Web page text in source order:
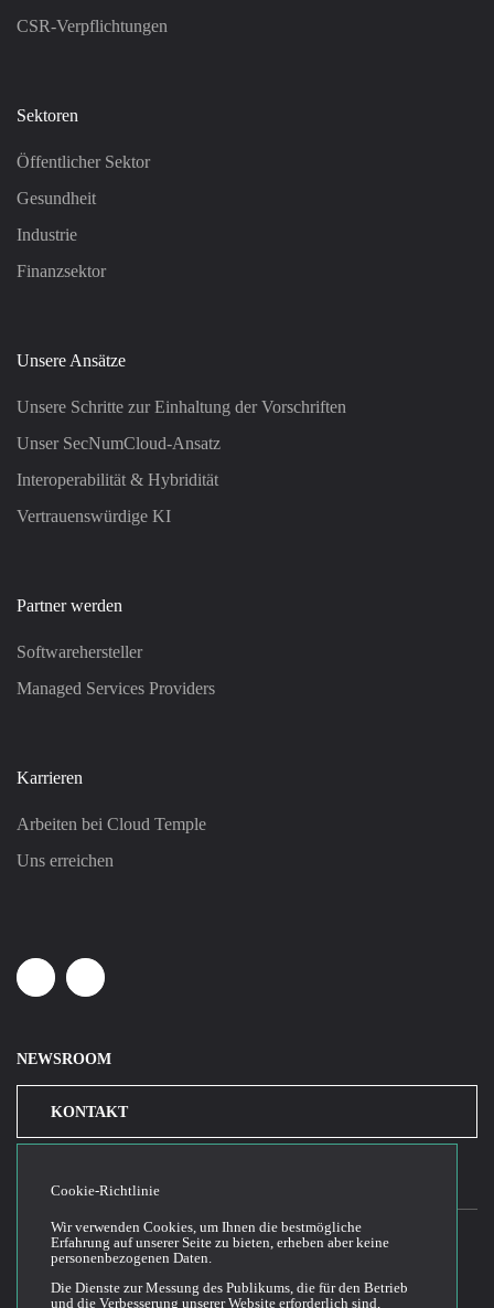
CSR-Verpflichtungen
Sektoren
Öffentlicher Sektor
Gesundheit
Industrie
Finanzsektor
Unsere Ansätze
Unsere Schritte zur Einhaltung der Vorschriften
Unser SecNumCloud-Ansatz
Interoperabilität & Hybridität
Vertrauenswürdige KI
Partner werden
Softwarehersteller
Managed Services Providers
Karrieren
Arbeiten bei Cloud Temple
Uns erreichen
LinkedinYoutube
NEWSROOM
KONTAKT
2026© Cloud Temple
Cookie-Richtlinie
Wir verwenden Cookies, um Ihnen die bestmögliche
Erfahrung auf unserer Seite zu bieten, erheben aber keine
personenbezogenen Daten.
Die Dienste zur Messung des Publikums, die für den Betrieb
und die Verbesserung unserer Website erforderlich sind,